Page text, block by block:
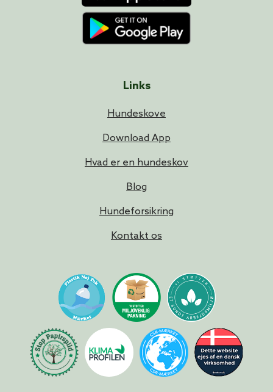
Links
Hundeskove
Download App
Hvad er en hundeskov
Blog
Hundeforsikring
Kontakt os